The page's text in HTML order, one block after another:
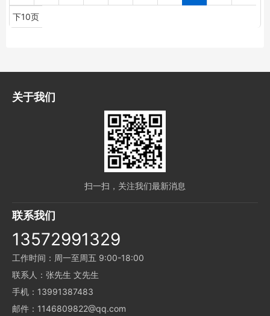
下10页
关于我们
扫一扫，关注我们最新消息
联系我们
13572991329
工作时间：周一至周五 9:00-18:00
联系人：张先生 文先生
手机：13991387483
邮件：1146809822@qq.com